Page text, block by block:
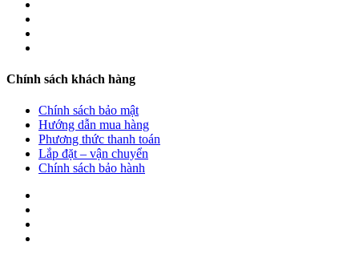
Chính sách khách hàng
Chính sách bảo mật
Hướng dẫn mua hàng
Phương thức thanh toán
Lắp đặt – vận chuyển
Chính sách bảo hành